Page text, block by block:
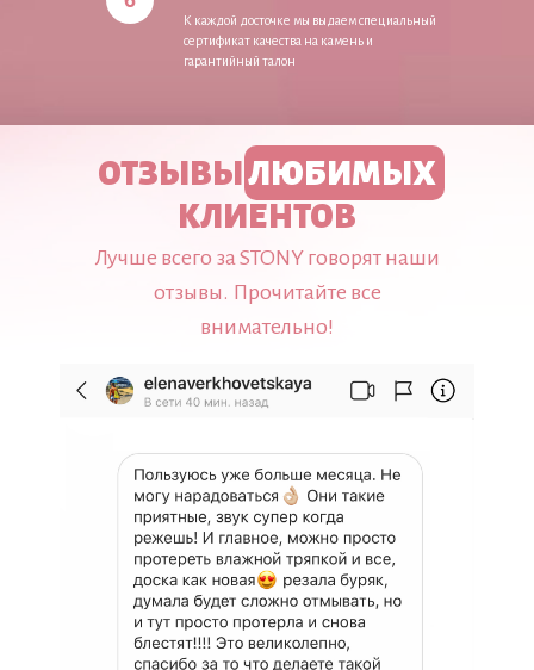
К каждой досточке мы выдаем специальный
сертификат качества на камень и
гарантийный талон
ОТЗЫВЫ ЛЮБИМЫХ
КЛИЕНТОВ
Лучше всего за STONY говорят наши
отзывы. Прочитайте все
внимательно!